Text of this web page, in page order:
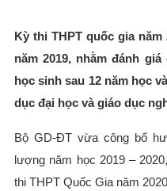
Kỳ thi THPT quốc gia
năm 2019, nhằm đánh
học sinh sau 12 năm học
dục đại học và giáo dục
Bộ GD-ĐT vừa công bố
lượng năm học 2019 –
thi THPT Quốc Gia năm